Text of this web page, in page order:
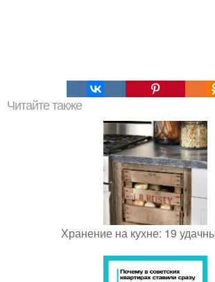
Читайте также
Хранение на кухне: 19